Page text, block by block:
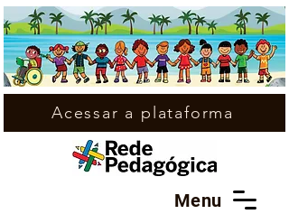
Menu
Acessar a plataforma